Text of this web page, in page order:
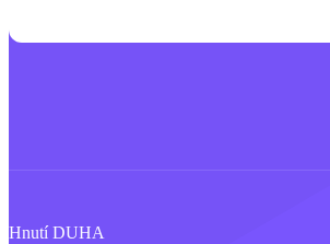
Hnutí DUHA